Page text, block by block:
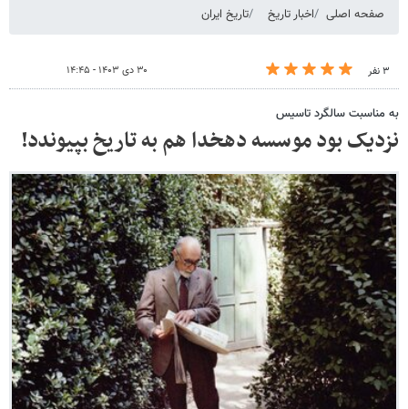
صفحه اصلی اخبار تاریخ تاریخ ایران
۳ نفر ۳۰ دی ۱۴۰۳ - ۱۴:۴۵
به مناسبت سالگرد تاسیس
نزدیک بود موسسه دهخدا هم به تاریخ بپیوندد!